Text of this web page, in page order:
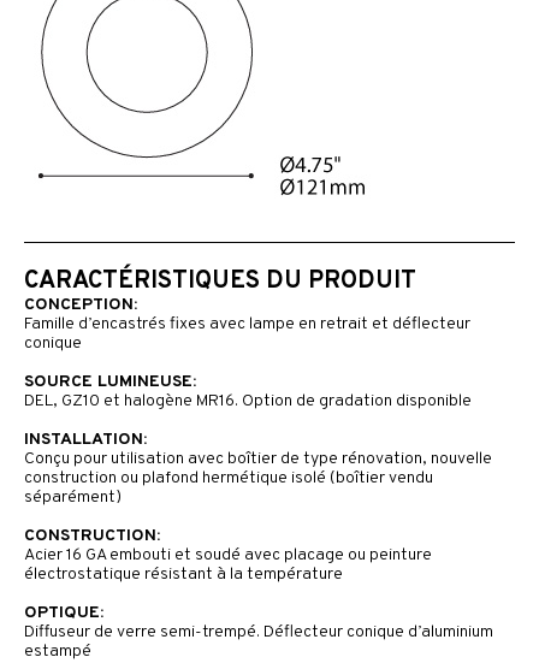
CARACTÉRISTIQUES DU PRODUIT
CONCEPTION:
Famille d’encastrés fixes avec lampe en retrait et déflecteur
conique
SOURCE LUMINEUSE:
DEL, GZ10 et halogène MR16. Option de gradation disponible
INSTALLATION:
Conçu pour utilisation avec boîtier de type rénovation, nouvelle
construction ou plafond hermétique isolé (boîtier vendu
séparément)
CONSTRUCTION:
Acier 16 GA embouti et soudé avec placage ou peinture
électrostatique résistant à la température
OPTIQUE:
Diffuseur de verre semi-trempé. Déflecteur conique d’aluminium
estampé